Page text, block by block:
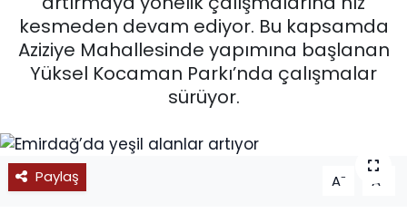
kesmeden devam ediyor. Bu kapsamda
Aziziye Mahallesinde yapımına başlanan
Yüksel Kocaman Parkı’nda çalışmalar
sürüyor.
Paylaş A- A
SİYASET
EĞİTİM
SAĞLIK
SPOR
Tüm Manşetler
Son Dakika Haberleri